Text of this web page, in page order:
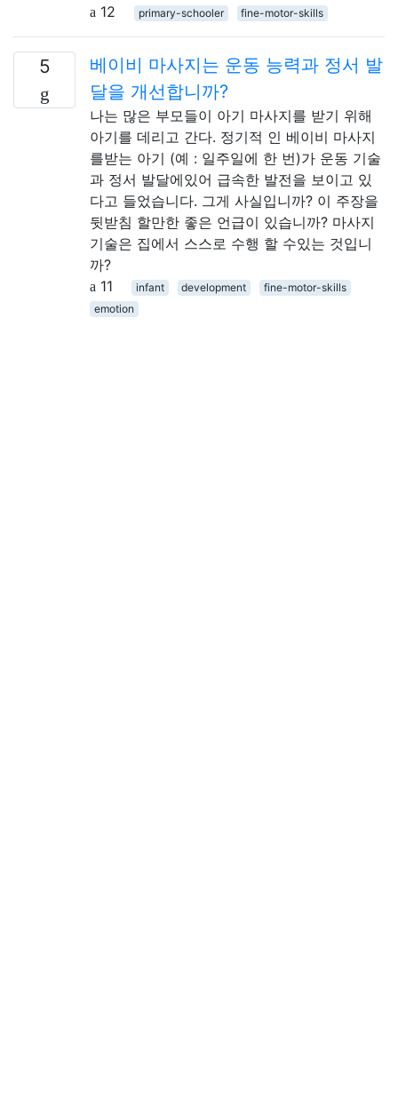
12
primary-schooler fine-motor-skills
5
베이비 마사지는 운동 능력과 정서 발
달을 개선합니까?
나는 많은 부모들이 아기 마사지를 받기 위해
아기를 데리고 간다. 정기적 인 베이비 마사지
를받는 아기 (예 : 일주일에 한 번)가 운동 기술
과 정서 발달에있어 급속한 발전을 보이고 있
다고 들었습니다. 그게 사실입니까? 이 주장을
뒷받침 할만한 좋은 언급이 있습니까? 마사지
기술은 집에서 스스로 수행 할 수있는 것입니
까?
11
infant development
fine-motor-skills
emotion